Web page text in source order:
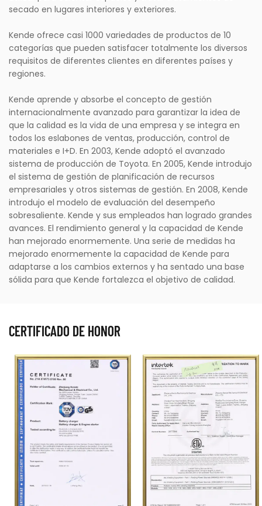
secado en lugares interiores y exteriores.
Kende ofrece casi 1000 variedades de productos de 10
categorías que pueden satisfacer totalmente los diversos
requisitos de diferentes clientes en diferentes países y
regiones.
Kende aprende y absorbe el concepto de gestión
internacionalmente avanzado para garantizar la idea de
que la calidad es la vida de una empresa y se integra en
todos los eslabones de ventas, producción, control de
materiales e I+D. En 2003, Kende adoptó el avanzado
sistema de producción de Toyota. En 2005, Kende introdujo
el sistema de gestión de planificación de recursos
empresariales y otros sistemas de gestión. En 2008, Kende
introdujo el modelo de evaluación del desempeño
sobresaliente. Kende y sus empleados han logrado grandes
avances. El rendimiento general y la capacidad de Kende
han mejorado enormemente. Una serie de medidas ha
mejorado enormemente la capacidad de Kende para
adaptarse a los cambios externos y ha sentado una base
sólida para que Kende fortalezca el objetivo de calidad.
CERTIFICADO DE HONOR